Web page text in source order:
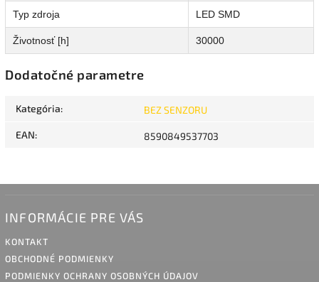
Typ zdroja LED SMD
Životnosť [h] 30000
Dodatočné parametre
Kategória: BEZ SENZORU
EAN: 8590849537703
INFORMÁCIE PRE VÁS
KONTAKT
OBCHODNÉ PODMIENKY
PODMIENKY OCHRANY OSOBNÝCH ÚDAJOV